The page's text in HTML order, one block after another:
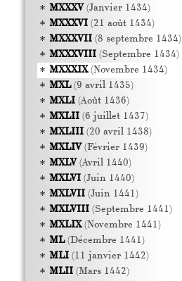
MXXXV(Janvier 1434)
MXXXVI(21 août 1434)
MXXXVII(8 septembre 1434)
MXXXVIII(Septembre 1434)
MXXXIX(Novembre 1434)
MXL(9 avril 1435)
MXLI(Août 1436)
MXLII(6 juillet 1437)
MXLIII(20 avril 1438)
MXLIV(Février 1439)
MXLV(Avril 1440)
MXLVI(Juin 1440)
MXLVII(Juin 1441)
MXLVIII(Septembre 1441)
MXLIX(Novembre 1441)
ML(Décembre 1441)
MLI(11 janvier 1442)
MLII(Mars 1442)